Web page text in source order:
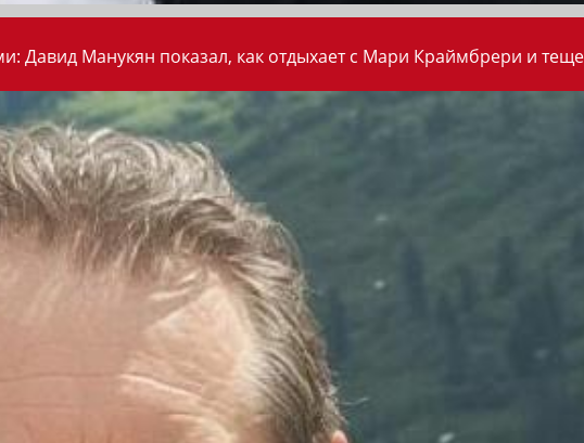
Давид Манукян показал, как отдыхает с Мари Краймбрери и